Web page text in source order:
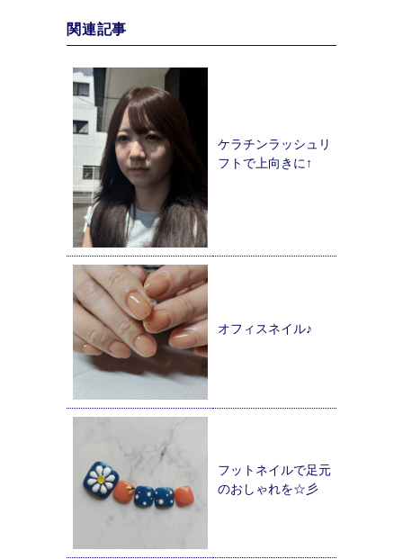
関連記事
ケラチンラッシュリ
フトで上向きに↑
オフィスネイル♪
フットネイルで足元
のおしゃれを☆彡